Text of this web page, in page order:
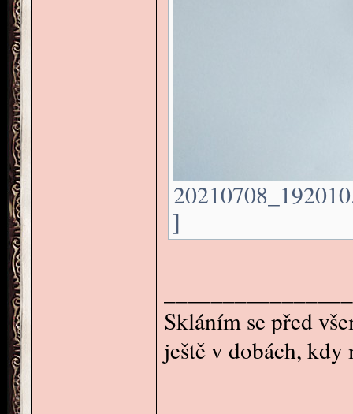
]
Skláním se před
ještě v dobách, kdy